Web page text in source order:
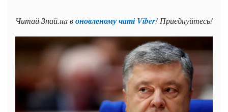
Читай Знай.ua воновленому чаті Viber! Приєднуйтесь!